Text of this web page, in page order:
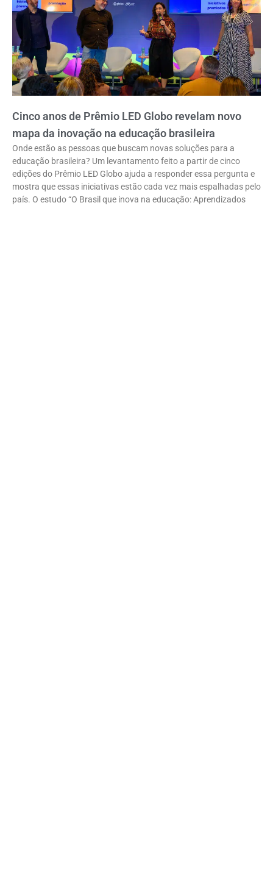
Cinco anos de Prêmio LED Globo revelam novo
mapa da inovação na educação brasileira
Onde estão as pessoas que buscam novas soluções para a
educação brasileira? Um levantamento feito a partir de cinco
edições do Prêmio LED Globo ajuda a responder essa pergunta e
mostra que essas iniciativas estão cada vez mais espalhadas pelo
país. O estudo “O Brasil que inova na educação: Aprendizados